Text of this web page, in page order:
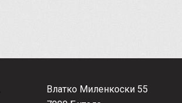
Влатко Миленкоски 55